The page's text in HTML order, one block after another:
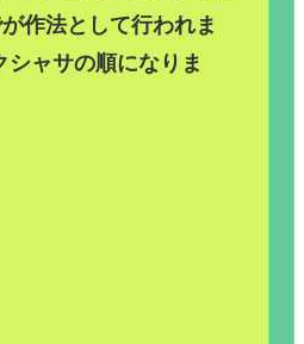
作法として行われま
ャサの順になりま